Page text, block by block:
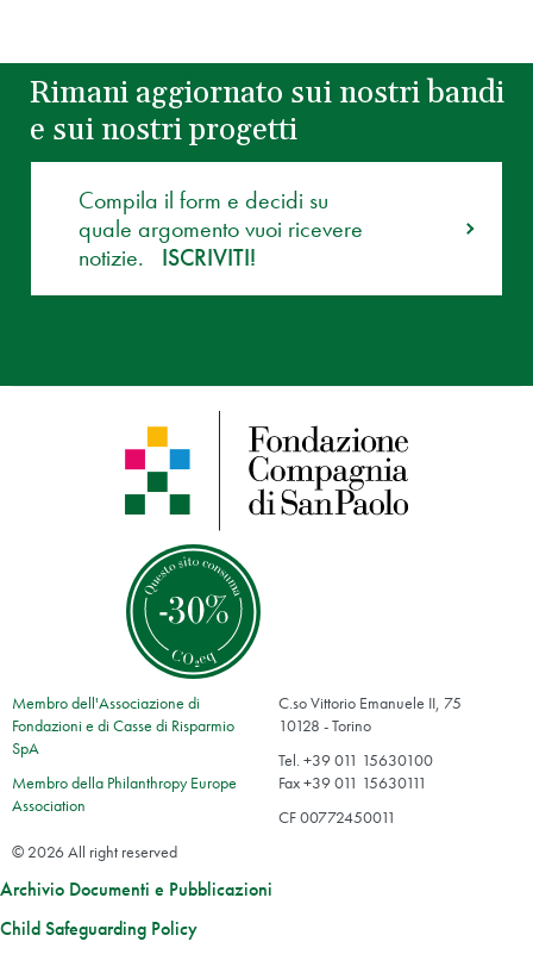
Rimani aggiornato sui nostri bandi
e sui nostri progetti
Compila il form e decidi su
quale argomento vuoi ricevere
notizie.
ISCRIVITI!
Membro dell'Associazione di
Fondazioni e di Casse di Risparmio
SpA
Membro della Philanthropy Europe
Association
C.so Vittorio Emanuele II, 75
10128 - Torino
Tel. +39 011 15630100
Fax +39 011 15630111
CF 00772450011
© 2026 All right reserved
Archivio Documenti e Pubblicazioni
Child Safeguarding Policy